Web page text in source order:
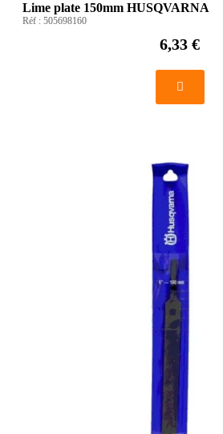
Lime plate 150mm HUSQVARNA
Réf : 505698160
6,33 €